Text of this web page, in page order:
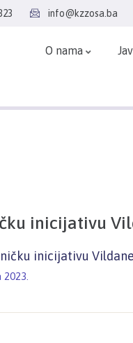
info@kzzosa.ba
O nama
inicijativu
inicijativu